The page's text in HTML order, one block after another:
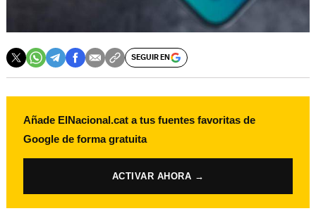
SEGUIR EN
Añade ElNacional.cat a tus fuentes favoritas de
Google de forma gratuita
ACTIVAR AHORA →